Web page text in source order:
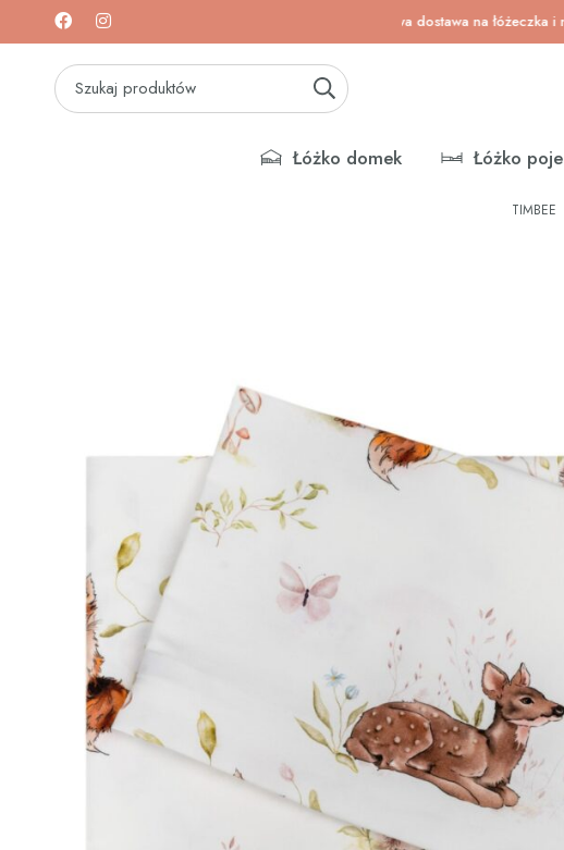
na łóżeczka i materace! Darmowa dostawa na łóżeczka i
Łóżko domek Łóżko
TIMBEE